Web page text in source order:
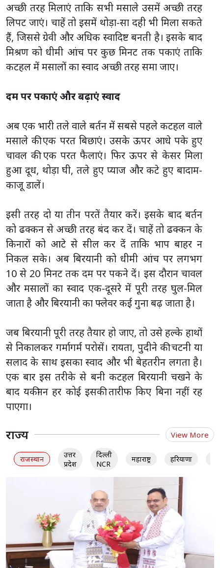
अच्छी तरह मिलाएं ताकि सभी मसाले उसमें अच्छी तरह
लिपट जाएं। चाहें तो इसमें थोड़ा-सा दही भी मिला सकते
हैं, जिससे ग्रेवी और अधिक स्वादिष्ट बनती है। इसके बाद
मिश्रण को धीमी आंच पर कुछ मिनट तक पकाएं ताकि
कटहल में मसालों का स्वाद अच्छी तरह समा जाए।
दम पर पकाएं और बढ़ाएं स्वाद
अब एक भारी तले वाले बर्तन में सबसे पहले कटहल वाले
मसाले की एक परत बिछाएं। उसके ऊपर आधे पके हुए
चावल की एक परत फैलाएं। फिर ऊपर से केसर मिला
हुआ दूध, थोड़ा घी, तले हुए प्याज और कटे हुए बादाम-
काजू डालें।
इसी तरह दो या तीन परतें तैयार करें। इसके बाद बर्तन
को ढक्कन से अच्छी तरह बंद कर दें। चाहें तो ढक्कन के
किनारों को आटे से सील कर दें ताकि भाप बाहर न
निकल सके। अब बिरयानी को धीमी आंच पर लगभग
10 से 20 मिनट तक दम पर पकने दें। इस दौरान चावल
और मसालों का स्वाद एक-दूसरे में पूरी तरह घुल-मिल
जाता है और बिरयानी का फ्लेवर कई गुना बढ़ जाता है।
जब बिरयानी पूरी तरह तैयार हो जाए, तो उसे हल्के हाथों
से निकालकर गर्मागर्म परोसें। रायता, पुदीने की चटनी या
सलाद के साथ इसका स्वाद और भी बेहतरीन लगता है।
एक बार इस तरीके से बनी कटहल बिरयानी चखने के
बाद यकीनन हर कोई इसकी तारीफ किए बिना नहीं रह
पाएगा।
राज्य View More
राजस्थान
उत्तर
प्रदेश
दिल्ली
NCR
महाराष्ट्र हरियाणा